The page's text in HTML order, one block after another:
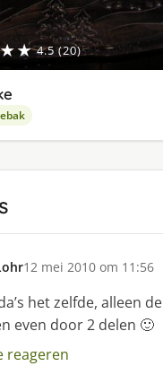
4.5 (20)
12 mei 2010 om 11:56
het zelfde, alleen de
even door 2 delen 🙂
reageren